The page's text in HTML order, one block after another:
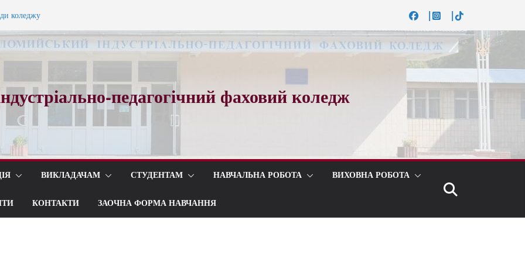
коледжу
вальсу…
педагогічний фаховий коледж
ВИКЛАДАЧАМ СТУДЕНТАМ НАВЧАЛЬНА РОБОТА ВИХОВНА РОБОТА
КОНТАКТИ ЗАОЧНА ФОРМА НАВЧАННЯ